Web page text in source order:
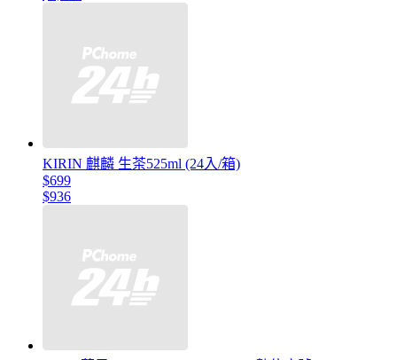
KIRIN 麒麟 生茶525ml (24入/箱)
$699
$936